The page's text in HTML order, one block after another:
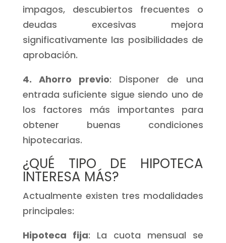
impagos, descubiertos frecuentes o
deudas excesivas mejora
significativamente las posibilidades de
aprobación.
4. Ahorro previo: Disponer de una
entrada suficiente sigue siendo uno de
los factores más importantes para
obtener buenas condiciones
hipotecarias.
¿QUÉ TIPO DE HIPOTECA
INTERESA MÁS?
Actualmente existen tres modalidades
principales:
Hipoteca fija: La cuota mensual se